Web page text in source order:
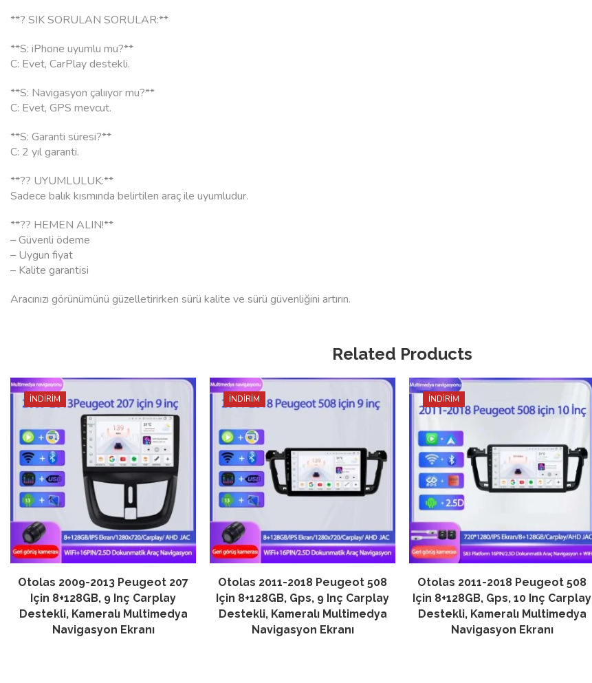
**? SIK SORULAN SORULAR:**
**S: iPhone uyumlu mu?**
C: Evet, CarPlay destekli.
**S: Navigasyon çalııyor mu?**
C: Evet, GPS mevcut.
**S: Garanti süresi?**
C: 2 yıl garanti.
**?? UYUMLULUK:**
Sadece balık kısmında belirtilen araç ile uyumludur.
**?? HEMEN ALIN!**
– Güvenli ödeme
– Uygun fiyat
– Kalite garantisi
Aracınızı görünümünü güzelletirirken sürü kalite ve sürü güvenliğini artırın.
Related Products
İNDİRİM
Otolas 2009-2013 Peugeot 207
Için 8+128GB, 9 Inç Carplay
Destekli, Kameralı Multimedya
Navigasyon Ekranı
İNDİRİM
Otolas 2011-2018 Peugeot 508
Için 8+128GB, Gps, 9 Inç Carplay
Destekli, Kameralı Multimedya
Navigasyon Ekranı
İNDİRİM
Otolas 2011-2018 Peugeot 508
Için 8+128GB, Gps, 10 Inç Carplay
Destekli, Kameralı Multimedya
Navigasyon Ekranı